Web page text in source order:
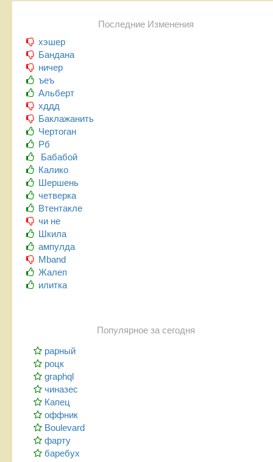
Последние Изменения
хэшер
Бандана
ничер
ъеъ
Альберт
хддд
Баклажанить
Чертоган
Рб
Бабабой
Калико
Шершень
четверка
Втентакле
чи не
Шкила
ампулда
Mband
Жалеп
илитка
Популярное за сегодня
рарный
роцк
graphql
чиназес
Капец
оффник
Boulevard
фарту
баребух